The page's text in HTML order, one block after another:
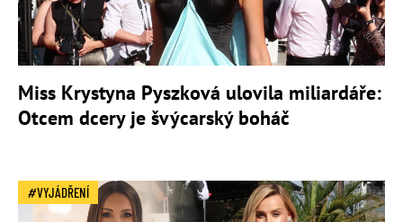
Miss Krystyna Pyszková ulovila miliardáře:
Otcem dcery je švýcarský boháč
VYJÁDŘENÍ